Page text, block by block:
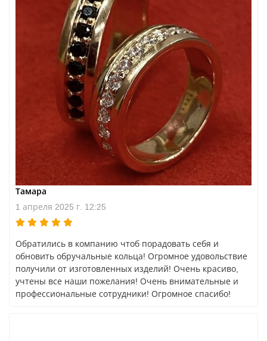
Тамара
1 апреля 2025 г. 12:25
Обратились в компанию чтоб порадовать себя и
обновить обручальные кольца! Огромное удовольствие
получили от изготовленных изделий! Очень красиво,
учтены все наши пожелания! Очень внимательные и
профессиональные сотрудники! Огромное спасибо!